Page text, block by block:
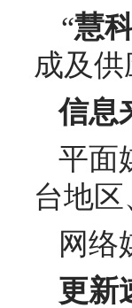
“慧
成及
信息
平面
台地
网络
更新